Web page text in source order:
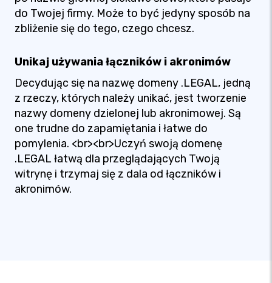
do Twojej firmy. Może to być jedyny sposób na
zbliżenie się do tego, czego chcesz.
Unikaj używania łączników i akronimów
Decydując się na nazwę domeny .LEGAL, jedną
z rzeczy, których należy unikać, jest tworzenie
nazwy domeny dzielonej lub akronimowej. Są
one trudne do zapamiętania i łatwe do
pomylenia. <br><br>Uczyń swoją domenę
.LEGAL łatwą dla przeglądających Twoją
witrynę i trzymaj się z dala od łączników i
akronimów.